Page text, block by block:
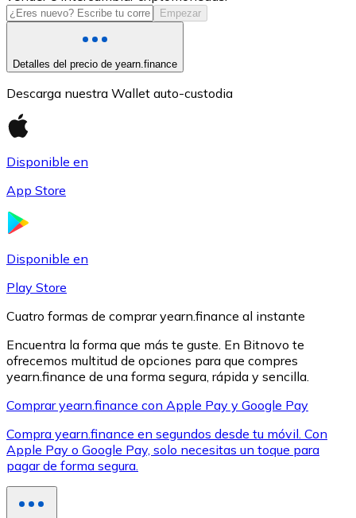
USDC
XRP
XRP
Empezar
Detalles del precio de yearn.finance
Descarga nuestra Wallet auto-custodia
Disponible en
App Store
Disponible en
Play Store
Cuatro formas de comprar yearn.finance al instante
Encuentra la forma que más te guste. En Bitnovo te
ofrecemos multitud de opciones para que compres
yearn.finance de una forma segura, rápida y sencilla.
Comprar yearn.finance con Apple Pay y Google Pay
Compra yearn.finance en segundos desde tu móvil. Con
Apple Pay o Google Pay, solo necesitas un toque para
pagar de forma segura.